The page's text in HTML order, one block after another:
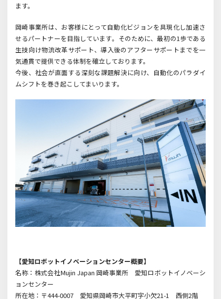
ます。
岡崎事業所は、お客様にとって自動化ビジョンを具現化し加速さ
せるパートナーを目指しています。そのために、最初の1歩である
生技向け物流改革サポート、導入後のアフターサポートまでを一
気通貫で提供できる体制を確立しております。
今後、社会が直面する深刻な課題解決に向け、自動化のパラダイ
ムシフトを巻き起こしてまいります。
【愛知ロボットイノベーションセンター概要】
名称：株式会社Mujin Japan 岡崎事業所 愛知ロボットイノベーシ
ョンセンター
所在地：〒444-0007愛知県岡崎市大平町字小欠21-1 西側2階